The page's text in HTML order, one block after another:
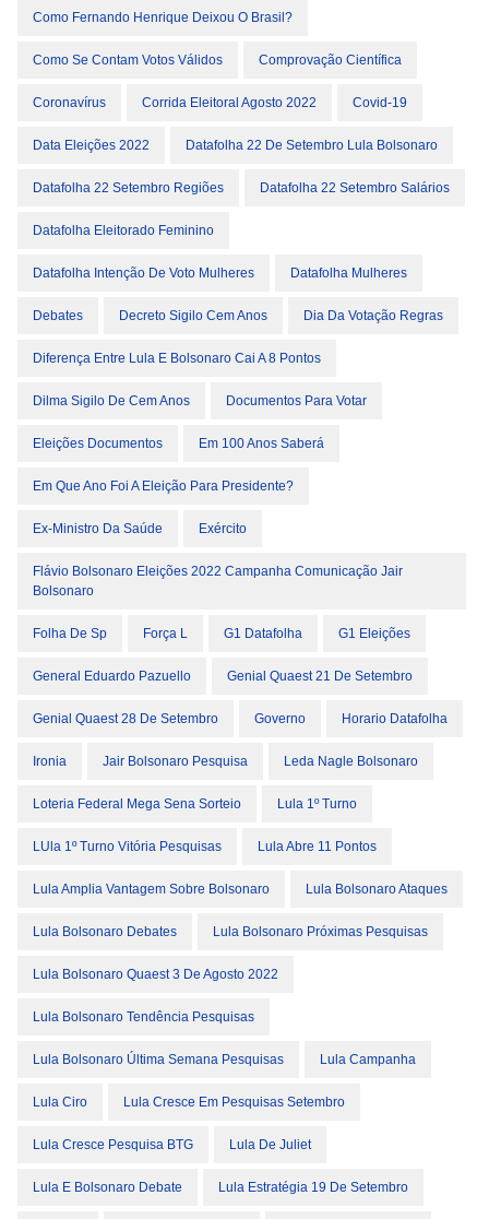
Como Fernando Henrique Deixou O Brasil?
Como Se Contam Votos Válidos Comprovação Científica
Coronavírus Corrida Eleitoral Agosto 2022 Covid-19
Data Eleições 2022 Datafolha 22 De Setembro Lula Bolsonaro
Datafolha 22 Setembro Regiões Datafolha 22 Setembro Salários
Datafolha Eleitorado Feminino
Datafolha Intenção De Voto Mulheres Datafolha Mulheres
Debates Decreto Sigilo Cem Anos Dia Da Votação Regras
Diferença Entre Lula E Bolsonaro Cai A 8 Pontos
Dilma Sigilo De Cem Anos Documentos Para Votar
Eleições Documentos Em 100 Anos Saberá
Em Que Ano Foi A Eleição Para Presidente?
Ex-Ministro Da Saúde Exército
Flávio Bolsonaro Eleições 2022 Campanha Comunicação Jair
Bolsonaro
Folha De Sp Força L G1 Datafolha G1 Eleições
General Eduardo Pazuello Genial Quaest 21 De Setembro
Genial Quaest 28 De Setembro Governo Horario Datafolha
Ironia Jair Bolsonaro Pesquisa Leda Nagle Bolsonaro
Loteria Federal Mega Sena Sorteio Lula 1º Turno
LUla 1º Turno Vitória Pesquisas Lula Abre 11 Pontos
Lula Amplia Vantagem Sobre Bolsonaro Lula Bolsonaro Ataques
Lula Bolsonaro Debates Lula Bolsonaro Próximas Pesquisas
Lula Bolsonaro Quaest 3 De Agosto 2022
Lula Bolsonaro Tendência Pesquisas
Lula Bolsonaro Última Semana Pesquisas Lula Campanha
Lula Ciro Lula Cresce Em Pesquisas Setembro
Lula Cresce Pesquisa BTG Lula De Juliet
Lula E Bolsonaro Debate Lula Estratégia 19 De Setembro